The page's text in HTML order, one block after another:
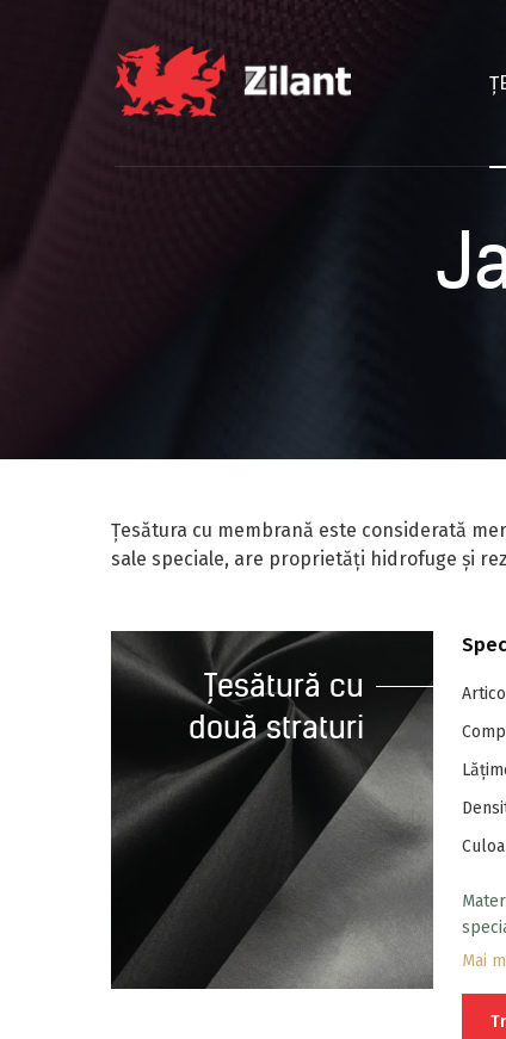
Țesătura cu membrană este considerată
sale speciale, are proprietăți hidrofuge și
Țesătură cu
două straturi
la
Mai